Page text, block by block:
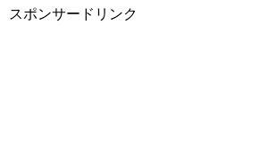
スポンサードリンク